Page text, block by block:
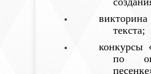
текста;
конкурсы
по